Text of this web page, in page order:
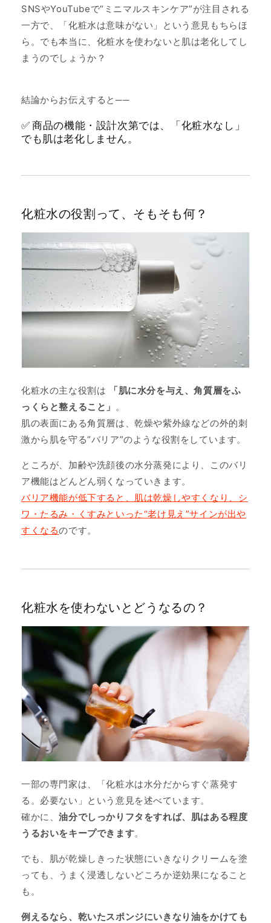
SNSやYouTubeで“ミニマルスキンケア”が注目される
一方で、「化粧水は意味がない」という意見もちらほ
ら。でも本当に、化粧水を使わないと肌は老化してし
まうのでしょうか？
結論からお伝えすると──
✅ 商品の機能・設計次第では、「化粧水なし」
でも肌は老化しません。
化粧水の役割って、そもそも何？
化粧水の主な役割は
「肌に水分を与え、角質層をふ
っくらと整えること」 。
肌の表面にある角質層は、乾燥や紫外線などの外的刺
激から肌を守る“バリア”のような役割をしています。
ところが、加齢や洗顔後の水分蒸発により、このバリ
ア機能はどんどん弱くなっていきます。
バリア機能が低下すると、肌は乾燥しやすくなり、シ
ワ・たるみ・くすみといった“老け見え”サインが出や
すくなるのです。
化粧水を使わないとどうなるの？
一部の専門家は、「化粧水は水分だからすぐ蒸発す
る。必要ない」という意見を述べています。
確かに、油分でしっかりフタをすれば、肌はある程度
うるおいをキープできます。
でも、肌が乾燥しきった状態にいきなりクリームを塗
っても、うまく浸透しないどころか逆効果になること
も。
例えるなら、乾いたスポンジにいきなり油をかけても